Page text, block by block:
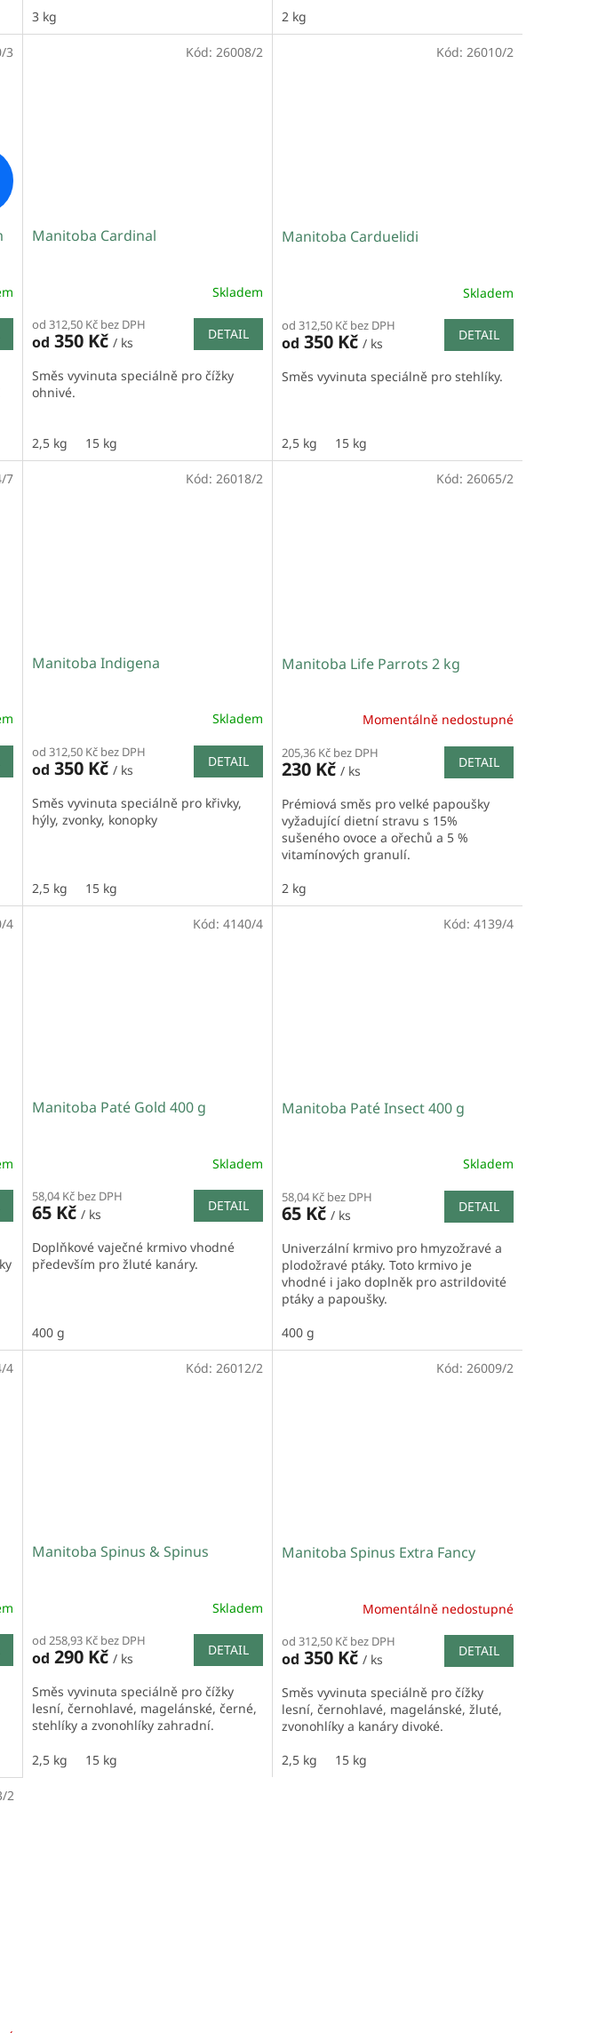
3 kg
2 kg
3
Manitoba Cardinal
Skladem
od 312,50 Kč bez DPH
od 350 Kč / ks
DETAIL
Směs vyvinuta speciálně pro čížky
ohnivé.
2,5 kg 15 kg
Kód: 26008/2
Manitoba Carduelidi
Skladem
od 312,50 Kč bez DPH
od 350 Kč / ks
DETAIL
Směs vyvinuta speciálně pro stehlíky.
2,5 kg 15 kg
Kód: 26010/2
7
Manitoba Indigena
Skladem
od 312,50 Kč bez DPH
od 350 Kč / ks
DETAIL
Směs vyvinuta speciálně pro křivky,
hýly, zvonky, konopky
2,5 kg 15 kg
Kód: 26018/2
Manitoba Life Parrots 2 kg
Momentálně nedostupné
205,36 Kč bez DPH
230 Kč / ks
DETAIL
Prémiová směs pro velké papoušky
vyžadující dietní stravu s 15%
sušeného ovoce a ořechů a 5 %
vitamínových granulí.
2 kg
Kód: 26065/2
4
Manitoba Paté Gold 400 g
Skladem
58,04 Kč bez DPH
65 Kč / ks
DETAIL
Doplňkové vaječné krmivo vhodné
především pro žluté kanáry.
400 g
Kód: 4140/4
Manitoba Paté Insect 400 g
Skladem
58,04 Kč bez DPH
65 Kč / ks
DETAIL
Univerzální krmivo pro hmyzožravé a
plodožravé ptáky. Toto krmivo je
vhodné i jako doplněk pro astrildovité
ptáky a papoušky.
400 g
Kód: 4139/4
4
Manitoba Spinus & Spinus
Skladem
od 258,93 Kč bez DPH
od 290 Kč / ks
DETAIL
Směs vyvinuta speciálně pro čížky
lesní, černohlavé, magelánské, černé,
stehlíky a zvonohlíky zahradní.
2,5 kg 15 kg
Kód: 26012/2
Manitoba Spinus Extra Fancy
Momentálně nedostupné
od 312,50 Kč bez DPH
od 350 Kč / ks
DETAIL
Směs vyvinuta speciálně pro čížky
lesní, černohlavé, magelánské, žluté,
zvonohlíky a kanáry divoké.
2,5 kg
15 kg
Kód: 26009/2
2